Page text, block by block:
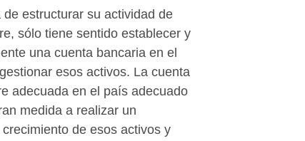
de estructurar su actividad de
sólo tiene sentido establecer y
una cuenta bancaria en el
esos activos. La cuenta
adecuada en el país adecuado
medida a realizar un
de esos activos y